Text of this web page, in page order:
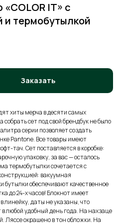
IT» c
и термобутылкой
Заказать
хиты мерча в десяти самых
сет под свой брендбук не было
серии позволяет создать
Pantone. Все товары имеют
тач. Сет поставляется в коробке:
упаковку, за вас — осталось
термобутылки сочетается с
вакуумная
бутылки обеспечивают качественное
до 24-х часов! Блокнот имеет
линейку, даты не указаны, что
в любой удобный день года. На нахзаце
Ляссе окрашено в тон обложки. На